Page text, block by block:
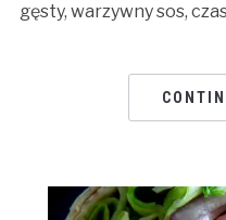
gęsty, warzywny sos,